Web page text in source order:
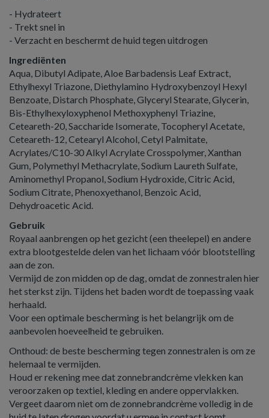
- Hydrateert
- Trekt snel in
- Verzacht en beschermt de huid tegen uitdrogen
Ingrediënten
Aqua, Dibutyl Adipate, Aloe Barbadensis Leaf Extract,
Ethylhexyl Triazone, Diethylamino Hydroxybenzoyl Hexyl
Benzoate, Distarch Phosphate, Glyceryl Stearate, Glycerin,
Bis-Ethylhexyloxyphenol Methoxyphenyl Triazine,
Ceteareth-20, Saccharide Isomerate, Tocopheryl Acetate,
Ceteareth-12, Cetearyl Alcohol, Cetyl Palmitate,
Acrylates/C10-30 Alkyl Acrylate Crosspolymer, Xanthan
Gum, Polymethyl Methacrylate, Sodium Laureth Sulfate,
Aminomethyl Propanol, Sodium Hydroxide, Citric Acid,
Sodium Citrate, Phenoxyethanol, Benzoic Acid,
Dehydroacetic Acid.
Gebruik
Royaal aanbrengen op het gezicht (een theelepel) en andere
extra blootgestelde delen van het lichaam vóór blootstelling
aan de zon.
Vermijd de zon midden op de dag, omdat de zonnestralen hier
het sterkst zijn. Tijdens het baden wordt de toepassing vaak
herhaald.
Voor een optimale bescherming is het belangrijk om de
aanbevolen hoeveelheid te gebruiken.
Onthoud: de beste bescherming tegen zonnestralen is om ze
helemaal te vermijden.
Houd er rekening mee dat zonnebrandcrème vlekken kan
veroorzaken op textiel, kleding en andere oppervlakken.
Vergeet daarom niet om de zonnebrandcrème volledig in de